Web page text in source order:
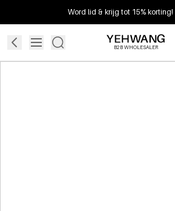
Word lid & krijg tot 15% korting!
B2B WHOLESALER